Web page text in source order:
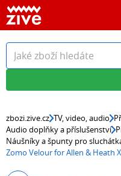
zbozi.zive.cz TV, video, audio
Audio doplňky a příslušenství
Náušníky a špunty pro
Zomo Velour for Allen & Heath